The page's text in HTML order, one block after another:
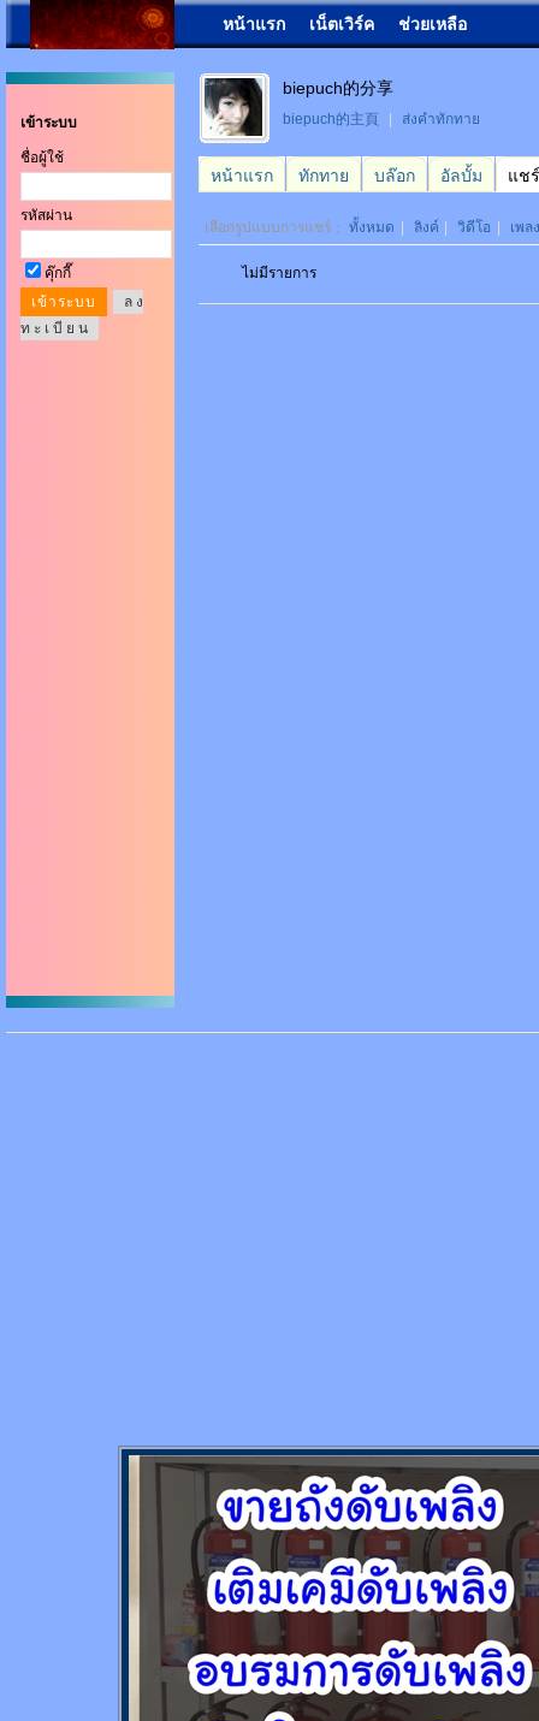
หน้าแรก เน็ตเวิร์ค ช่วยเหลือ
เข้าระบบ
ชื่อผู้ใช้
รหัสผ่าน
คุ๊กกี๊
ล ง
ท ะ เ บี ย น
biepuch的分享
biepuch的主頁 ส่งคำทักทาย
หน้าแรก ทักทาย บล๊อก อัลบั้ม แชร์
เลือกรูปแบบการแชร์： ทั้งหมด ลิงค์ วิดีโอ เพลง
ไม่มีรายการ